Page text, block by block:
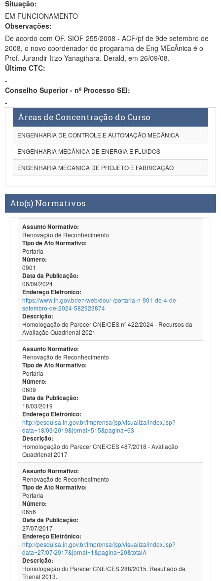
Situação:
EM FUNCIONAMENTO
Observações:
De acordo com OF. SIOF 255/2008 - ACF/pf de 9de setembro de
2008, o novo coordenador do progarama de Eng MEcÂnica é o
Prof. Jurandir Itizo Yanagihara. Derald, em 26/09/08.
Último CTC:
-
Conselho Superior - nº Processo SEI:
-
Áreas de Concentração do Curso
ENGENHARIA DE CONTROLE E AUTOMAÇÃO MECÂNICA
ENGENHARIA MECÂNICA DE ENERGIA E FLUIDOS
ENGENHARIA MECÂNICA DE PROJETO E FABRICAÇÃO
Ato(s) Normativos
Assunto Normativo:
Renovação de Reconhecimento
Tipo de Ato Normativo:
Portaria
Número:
0901
Data da Publicação:
06/09/2024
Endereço Eletrônico:
https://www.in.gov.br/en/web/dou/-/portaria-n-901-de-4-de-
setembro-de-2024-582923874
Descrição:
Homologação do Parecer CNE/CES nº 422/2024 - Recursos da
Avaliação Quadrienal 2021
Assunto Normativo:
Renovação de Reconhecimento
Tipo de Ato Normativo:
Portaria
Número:
0609
Data da Publicação:
18/03/2019
Endereço Eletrônico:
http://pesquisa.in.gov.br/imprensa/jsp/visualiza/index.jsp?
data=18/03/2019&jornal=515&pagina=63
Descrição:
Homologação do Parecer CNE/CES 487/2018 - Avaliação
Quadrienal 2017
Assunto Normativo:
Renovação de Reconhecimento
Tipo de Ato Normativo:
Portaria
Número:
0656
Data da Publicação:
27/07/2017
Endereço Eletrônico:
http://pesquisa.in.gov.br/imprensa/jsp/visualiza/index.jsp?
data=27/07/2017&jornal=1&pagina=20&totalA
Descrição:
Homologação do Parecer CNE/CES 288/2015. Resultado da
Trienal 2013.